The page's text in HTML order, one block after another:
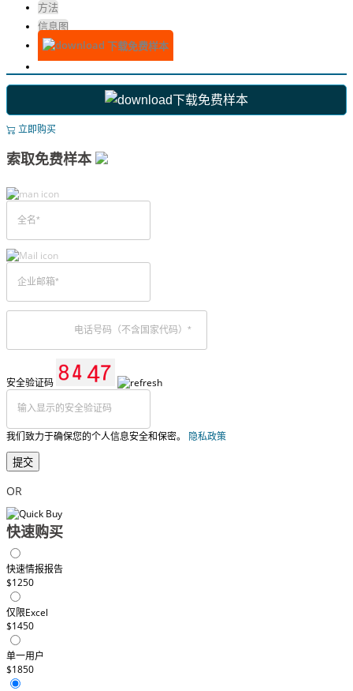
方法
信息图
下载免费样本
下载免费样本
立即购买
索取免费样本
安全验证码
我们致力于确保您的个人信息安全和保密。 隐私政策
提交
OR
快速购买
快速情报报告
$1250
仅限Excel
$1450
单一用户
$1850